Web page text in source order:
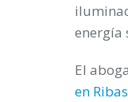
energía
El
en